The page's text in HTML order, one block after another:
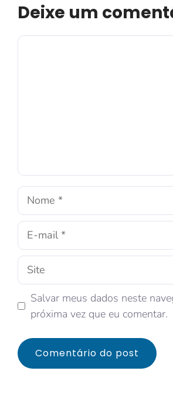
Deixe um
Salvar meus dados neste
próxima vez que eu comentar.